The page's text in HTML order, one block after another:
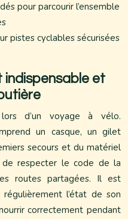
pour parcourir l’ensemble
pistes cyclables sécurisées
indispensable et
d’un voyage à vélo.
un casque, un gilet
secours et du matériel
respecter le code de la
routes partagées. Il est
l’état de son
correctement pendant